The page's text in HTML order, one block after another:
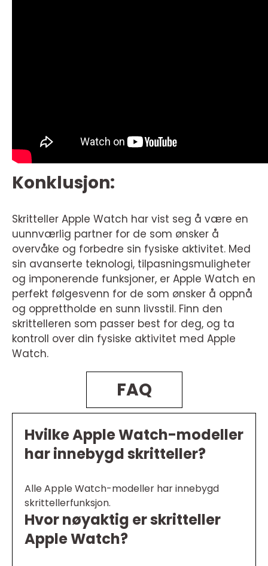
Konklusjon:
Skritteller Apple Watch har vist seg å være en
uunnværlig partner for de som ønsker å
overvåke og forbedre sin fysiske aktivitet. Med
sin avanserte teknologi, tilpasningsmuligheter
og imponerende funksjoner, er Apple Watch en
perfekt følgesvenn for de som ønsker å oppnå
og opprettholde en sunn livsstil. Finn den
skrittelleren som passer best for deg, og ta
kontroll over din fysiske aktivitet med Apple
Watch.
FAQ
Hvilke Apple Watch-modeller
har innebygd skritteller?
Alle Apple Watch-modeller har innebygd
skrittellerfunksjon.
Hvor nøyaktig er skritteller
Apple Watch?